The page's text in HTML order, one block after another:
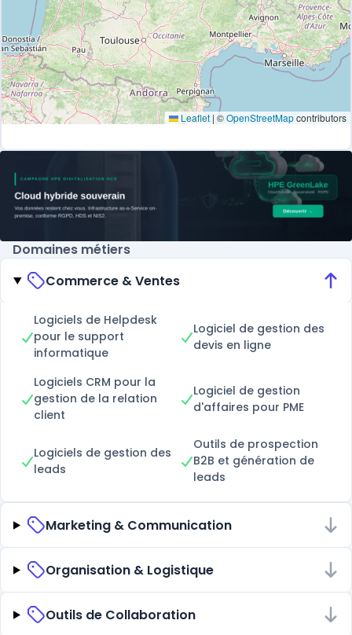
Leaflet | ©OpenStreetMapcontributors
Domaines métiers
Commerce & Ventes
Logiciels de Helpdesk
pour le support
informatique
Logiciel de gestion des
devis en ligne
Logiciels CRM pour la
gestion de la relation
client
Logiciel de gestion
d'affaires pour PME
Logiciels de gestion des
leads
Outils de prospection
B2B et génération de
leads
Marketing & Communication
Organisation & Logistique
Outils de Collaboration